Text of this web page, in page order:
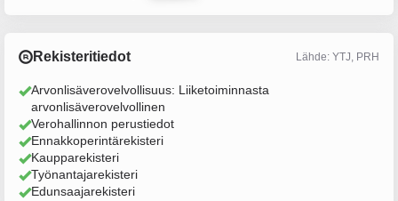
Rekisteritiedot Lähde: YTJ, PRH
Arvonlisäverovelvollisuus: Liiketoiminnasta
arvonlisäverovelvollinen
Verohallinnon perustiedot
Ennakkoperintärekisteri
Kaupparekisteri
Työnantajarekisteri
Edunsaajarekisteri